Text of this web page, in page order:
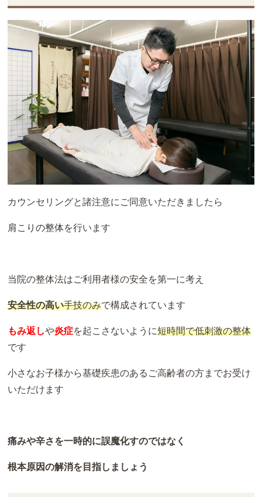
カウンセリングと諸注意にご同意いただきましたら
肩こりの整体を行います
当院の整体法はご利用者様の安全を第一に考え
安全性の高い手技のみで構成されています
もみ返しや炎症を起こさないように短時間で低刺激の整体
です
小さなお子様から基礎疾患のあるご高齢者の方までお受け
いただけます
痛みや辛さを一時的に誤魔化すのではなく
根本原因の解消を目指しましょう